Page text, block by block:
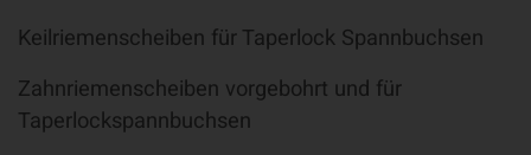
Keilriemenscheiben für Taperlock Spannbuchsen
Zahnriemenscheiben vorgebohrt und für
Taperlockspannbuchsen